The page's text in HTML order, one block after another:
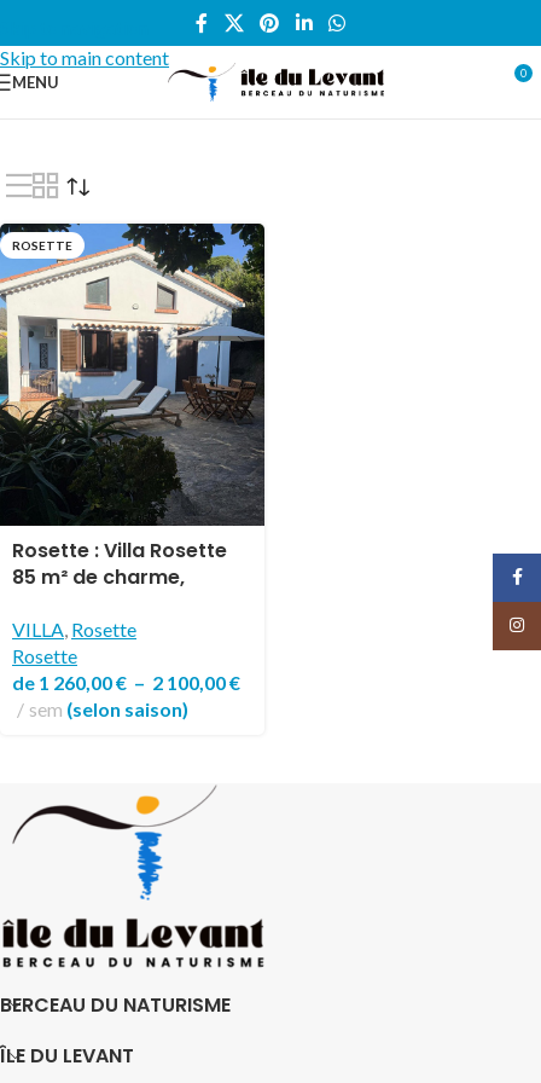
Skip to main content
MENU 0
Accueil Locations vacances VILLA/ Rosette
ROSETTE
Rosette : Villa Rosette
85 m² de charme,
VILLA, Rosette
Rosette
de 1 260,00€ – 2 100,00€
sem (selon saison)
BERCEAU DU NATURISME
ÎLE DU LEVANT